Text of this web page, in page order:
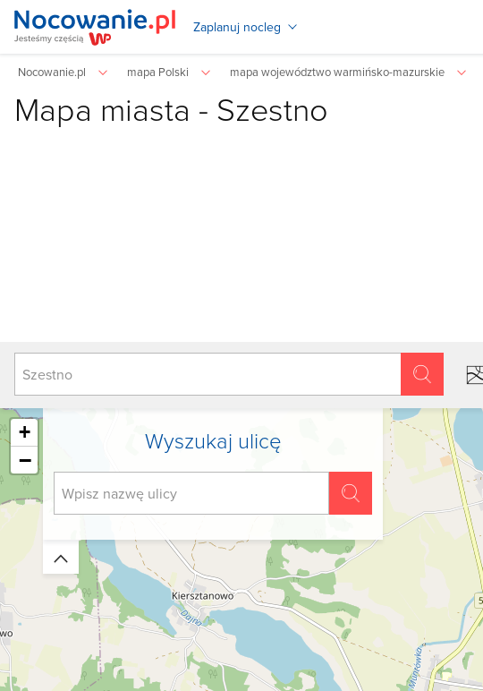
Zaplanuj nocleg
Nocowanie.pl mapa Polski mapa województwo warmińsko-mazurskie
Mapa miasta - Szestno
Wyszukaj ulicę
Zwiń/rozwiń
+
−